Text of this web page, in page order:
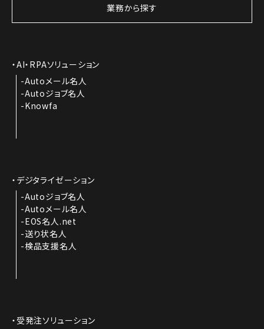
業務から探す
AI・RPAソリューション
Autoメール名人
Autoジョブ名人
Knowfa
デジタライゼーション
Autoジョブ名人
Autoメール名人
EOS名人.net
送り状名人
検品支援名人
受発注ソリューション